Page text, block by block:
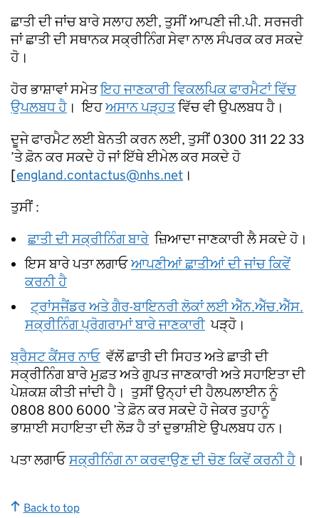
ਛਾਤੀ ਦੀ ਜਾਂਚ ਬਾਰੇ ਸਲਾਹ ਲਈ, ਤੁਸੀਂ ਆਪਣੀ ਜੀ.ਪੀ. ਸਰਜਰੀ
ਜਾਂ ਛਾਤੀ ਦੀ ਸਥਾਨਕ ਸਕ੍ਰੀਨਿੰਗ ਸੇਵਾ ਨਾਲ ਸੰਪਰਕ ਕਰ ਸਕਦੇ
ਹੋ।
ਹੋਰ ਭਾਸ਼ਾਵਾਂ ਸਮੇਤਇਹ ਜਾਣਕਾਰੀ ਵਿਕਲਪਿਕ ਫਾਰਮੈਟਾਂ ਵਿੱਚ
ਉਪਲਬਧ ਹੈ । ਇਹਅਸਾਨ ਪੜ੍ਹਤਵਿੱਚ ਵੀ ਉਪਲਬਧ ਹੈ।
ਦੂਜੇ ਫਾਰਮੈਟ ਲਈ ਬੇਨਤੀ ਕਰਨ ਲਈ, ਤੁਸੀਂ 0300 311 22 33
’ਤੇ ਫ਼ੋਨ ਕਰ ਸਕਦੇ ਹੋ ਜਾਂ ਇੱਥੇ ਈਮੇਲ ਕਰ ਸਕਦੇ ਹੋ
[england.contactus@nhs.net ।
ਤੁਸੀਂ :
ਛਾਤੀ ਦੀ ਸਕ੍ਰੀਨਿੰਗ ਬਾਰੇ ਜ਼ਿਆਦਾ ਜਾਣਕਾਰੀ ਲੈ ਸਕਦੇ ਹੋ।
ਇਸ ਬਾਰੇ ਪਤਾ ਲਗਾਓਆਪਣੀਆਂ ਛਾਤੀਆਂ ਦੀ ਜਾਂਚ ਕਿਵੇਂ
ਕਰਨੀ ਹੈ
ਟ੍ਰਾਂਸਜੈਂਡਰ ਅਤੇ ਗੈਰ-ਬਾਇਨਰੀ ਲੋਕਾਂ ਲਈ ਐੱਨ.ਐੱਚ.ਐੱਸ.
ਸਕ੍ਰੀਨਿੰਗ ਪ੍ਰੋਗਰਾਮਾਂ ਬਾਰੇ ਜਾਣਕਾਰੀਪੜ੍ਹੋ।
ਬ੍ਰੈਸਟ ਕੈਂਸਰ ਨਾਓ ਵੱਲੋਂ ਛਾਤੀ ਦੀ ਸਿਹਤ ਅਤੇ ਛਾਤੀ ਦੀ
ਸਕ੍ਰੀਨਿੰਗ ਬਾਰੇ ਮੁਫ਼ਤ ਅਤੇ ਗੁਪਤ ਜਾਣਕਾਰੀ ਅਤੇ ਸਹਾਇਤਾ ਦੀ
ਪੇਸ਼ਕਸ਼ ਕੀਤੀ ਜਾਂਦੀ ਹੈ। ਤੁਸੀਂ ਉਨ੍ਹਾਂ ਦੀ ਹੈਲਪਲਾਈਨ ਨੂੰ
0808 800 6000 ’ਤੇ ਫ਼ੋਨ ਕਰ ਸਕਦੇ ਹੋ ਜੇਕਰ ਤੁਹਾਨੂੰ
ਭਾਸ਼ਾਈ ਸਹਾਇਤਾ ਦੀ ਲੋੜ ਹੈ ਤਾਂ ਦੁਭਾਸ਼ੀਏ ਉਪਲਬਧ ਹਨ।
ਪਤਾ ਲਗਾਓਸਕ੍ਰੀਨਿੰਗ ਨਾ ਕਰਵਾਉਣ ਦੀ ਚੋਣ ਕਿਵੇਂ ਕਰਨੀ ਹੈ ।
Back to top